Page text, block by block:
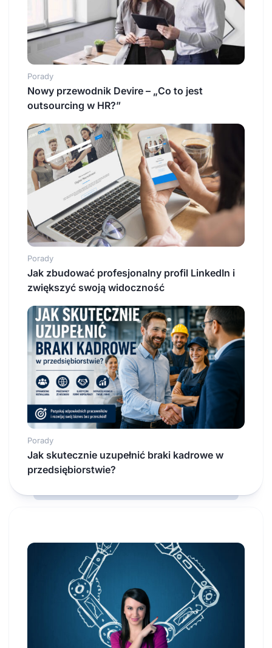
Porady
Nowy przewodnik Devire – „Co to jest
outsourcing w HR?”
Porady
Jak zbudować profesjonalny profil LinkedIn i
zwiększyć swoją widoczność
Porady
Jak skutecznie uzupełnić braki kadrowe w
przedsiębiorstwie?